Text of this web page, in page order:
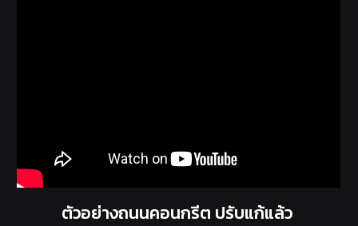
ตัวอย่างถนนคอนกรีต ปรับแก้แล้ว